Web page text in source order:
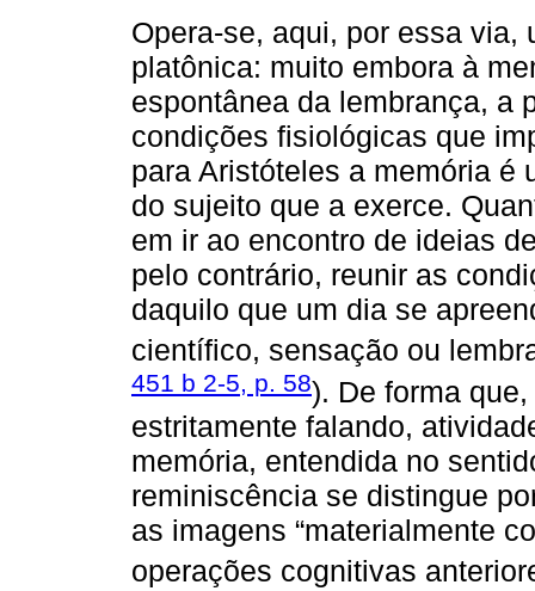
Opera-se, aqui, por essa via,
platônica: muito embora à
espontânea da lembrança, a
condições fisiológicas que
para Aristóteles a memória é
do sujeito que a exerce.
em ir ao encontro de ideias
pelo contrário, reunir as
daquilo que um dia se
científico, sensação ou
451 b 2-5, p. 58). De forma
estritamente falando,
memória, entendida no
reminiscência se distingue
as imagens “materialmente
operações cognitivas